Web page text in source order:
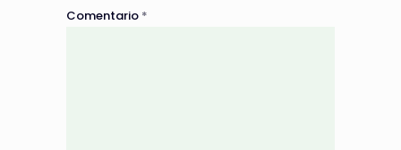
Comentario *